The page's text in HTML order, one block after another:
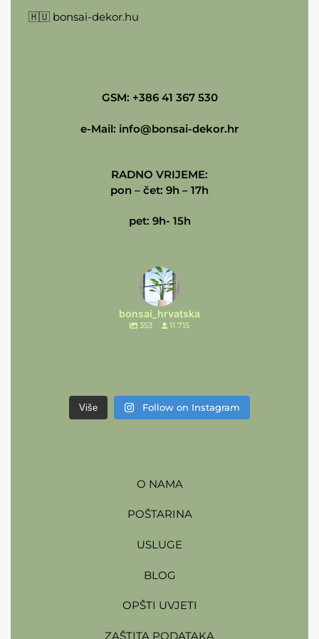
🇭🇺 bonsai-dekor.hu
GSM: +386 41 367 530
e-Mail: info@bonsai-dekor.hr
RADNO VRIJEME:
pon – čet: 9h – 17h
pet: 9h- 15h
bonsai_hrvatska
353 11.715
Više Follow on Instagram
O NAMA
POŠTARINA
USLUGE
BLOG
OPŠTI UVJETI
ZAŠTITA PODATAKA